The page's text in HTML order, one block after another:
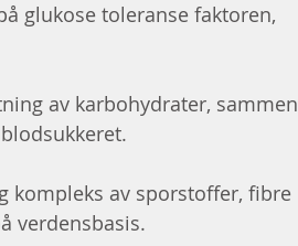
glukose toleranse faktoren,
av karbohydrater, sammen
kompleks av sporstoffer, fibre
verdensbasis.